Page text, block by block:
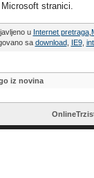
stranici.
u Internet pretraga,
sa download, IE9,
iz novina